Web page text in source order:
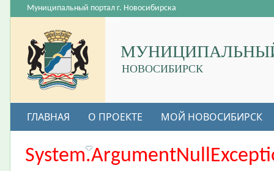
НОВОСИБИРСК
Муниципальный портал г. Новосибирска
ГЛАВНАЯ О ПРОЕКТЕ МОЙ НОВОСИБИРСК
ВАКАНСИИ